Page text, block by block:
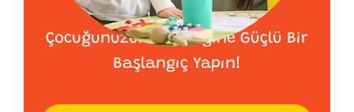
Çocuğunuzun Geleceğine Güçlü Bir
Başlangıç Yapın!